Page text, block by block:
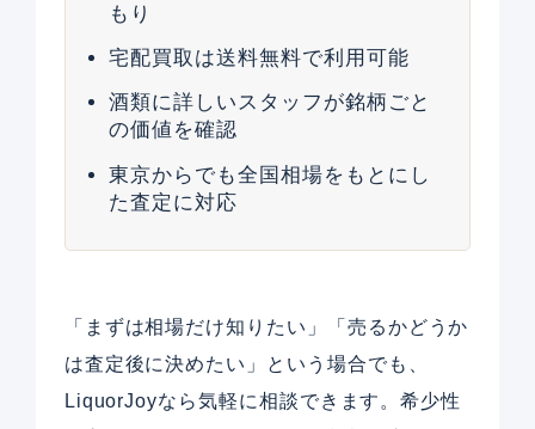
もり
宅配買取は送料無料で利用可能
酒類に詳しいスタッフが銘柄ごと
の価値を確認
東京からでも全国相場をもとにし
た査定に対応
「まずは相場だけ知りたい」「売るかどうか
は査定後に決めたい」という場合でも、
LiquorJoyなら気軽に相談できます。希少性